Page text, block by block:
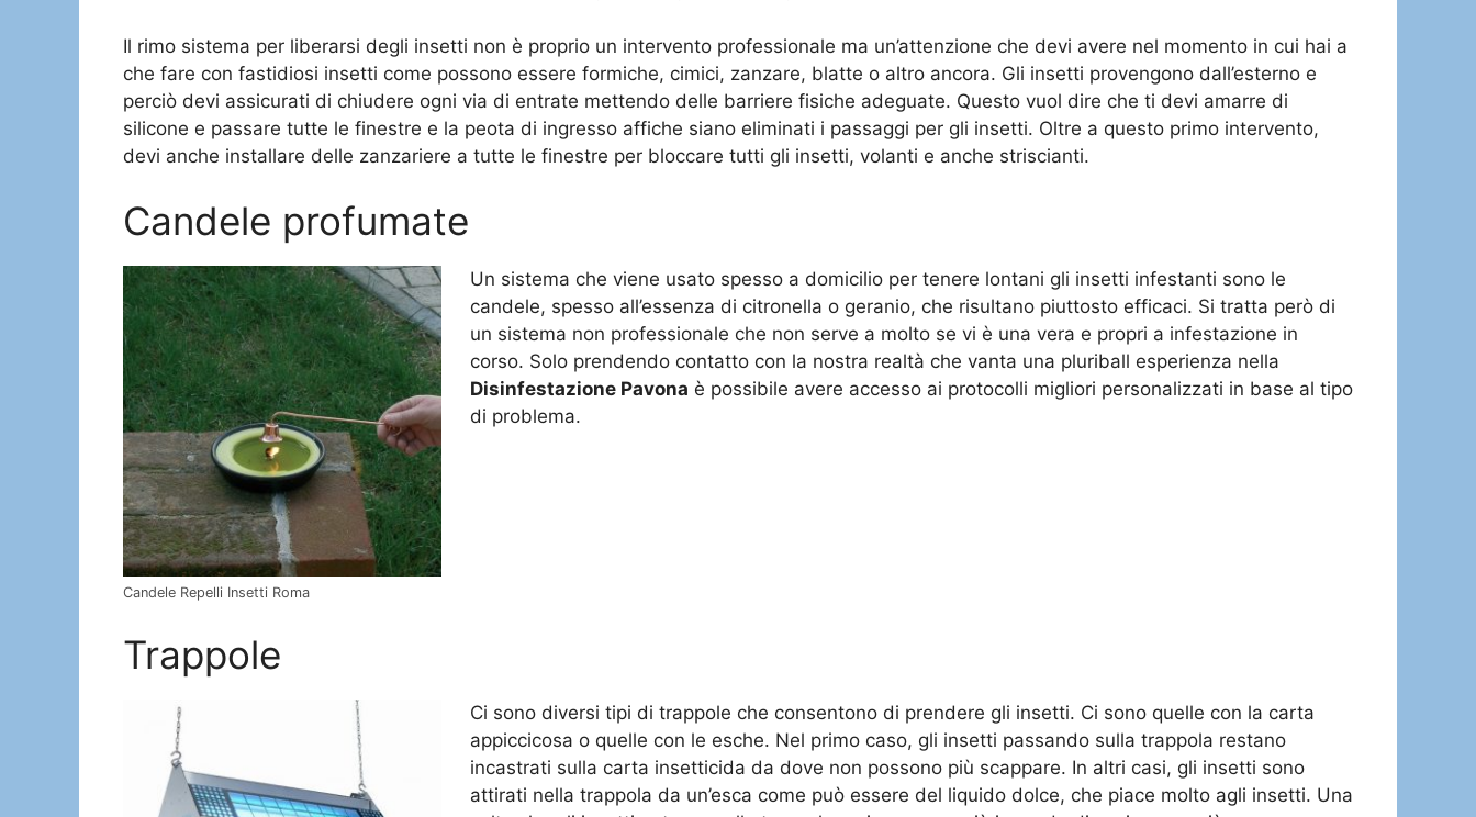
Il rimo sistema per liberarsi degli insetti non è proprio un intervento professionale ma un’attenzione che devi avere nel momento in cui hai a
che fare con fastidiosi insetti come possono essere formiche, cimici, zanzare, blatte o altro ancora. Gli insetti provengono dall’esterno e
perciò devi assicurati di chiudere ogni via di entrate mettendo delle barriere fisiche adeguate. Questo vuol dire che ti devi amarre di
silicone e passare tutte le finestre e la peota di ingresso affiche siano eliminati i passaggi per gli insetti. Oltre a questo primo intervento,
devi anche installare delle zanzariere a tutte le finestre per bloccare tutti gli insetti, volanti e anche striscianti.
Candele profumate
Candele Repelli Insetti Roma
Un sistema che viene usato spesso a domicilio per tenere lontani gli insetti infestanti sono le
candele, spesso all’essenza di citronella o geranio, che risultano piuttosto efficaci. Si tratta però di
un sistema non professionale che non serve a molto se vi è una vera e propri a infestazione in
corso. Solo prendendo contatto con la nostra realtà che vanta una pluriball esperienza nella
Disinfestazione Pavona è possibile avere accesso ai protocolli migliori personalizzati in base al tipo
di problema.
Trappole
Ci sono diversi tipi di trappole che consentono di prendere gli insetti. Ci sono quelle con la carta
appiccicosa o quelle con le esche. Nel primo caso, gli insetti passando sulla trappola restano
incastrati sulla carta insetticida da dove non possono più scappare. In altri casi, gli insetti sono
attirati nella trappola da un’esca come può essere del liquido dolce, che piace molto agli insetti. Una